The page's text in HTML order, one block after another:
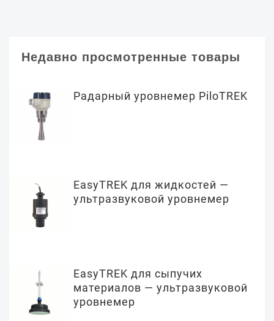
Недавно просмотренные товары
Радарный уровнемер PiloTREK
EasyTREK для жидкостей —
ультразвуковой уровнемер
EasyTREK для сыпучих
материалов — ультразвуковой
уровнемер